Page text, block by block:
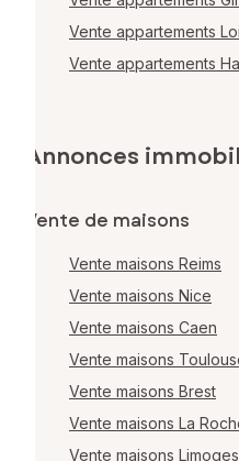
Vente appartements
Vente appartements
Annonces
Vente de maisons
Vente maisons Reims
Vente maisons Nice
Vente maisons Caen
Vente maisons
Vente maisons Brest
Vente maisons La
Vente maisons Limoges